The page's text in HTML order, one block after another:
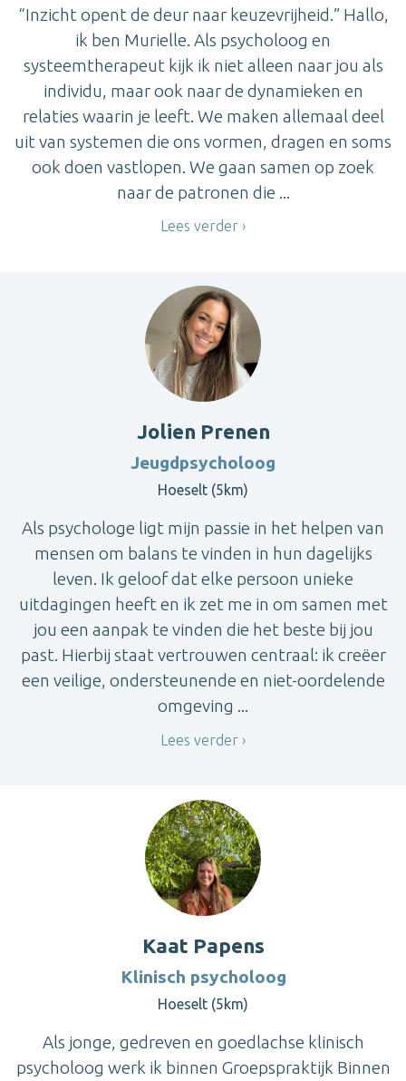
“Inzicht opent de deur naar keuzevrijheid.” Hallo,
ik ben Murielle. Als psycholoog en
systeemtherapeut kijk ik niet alleen naar jou als
individu, maar ook naar de dynamieken en
relaties waarin je leeft. We maken allemaal deel
uit van systemen die ons vormen, dragen en soms
ook doen vastlopen. We gaan samen op zoek
naar de patronen die ...
Lees verder
Jolien Prenen
Jeugdpsycholoog
Hoeselt (5km)
Als psychologe ligt mijn passie in het helpen van
mensen om balans te vinden in hun dagelijks
leven. Ik geloof dat elke persoon unieke
uitdagingen heeft en ik zet me in om samen met
jou een aanpak te vinden die het beste bij jou
past. Hierbij staat vertrouwen centraal: ik creëer
een veilige, ondersteunende en niet-oordelende
omgeving ...
Lees verder
Kaat Papens
Klinisch psycholoog
Hoeselt (5km)
Als jonge, gedreven en goedlachse klinisch
psycholoog werk ik binnen Groepspraktijk Binnen